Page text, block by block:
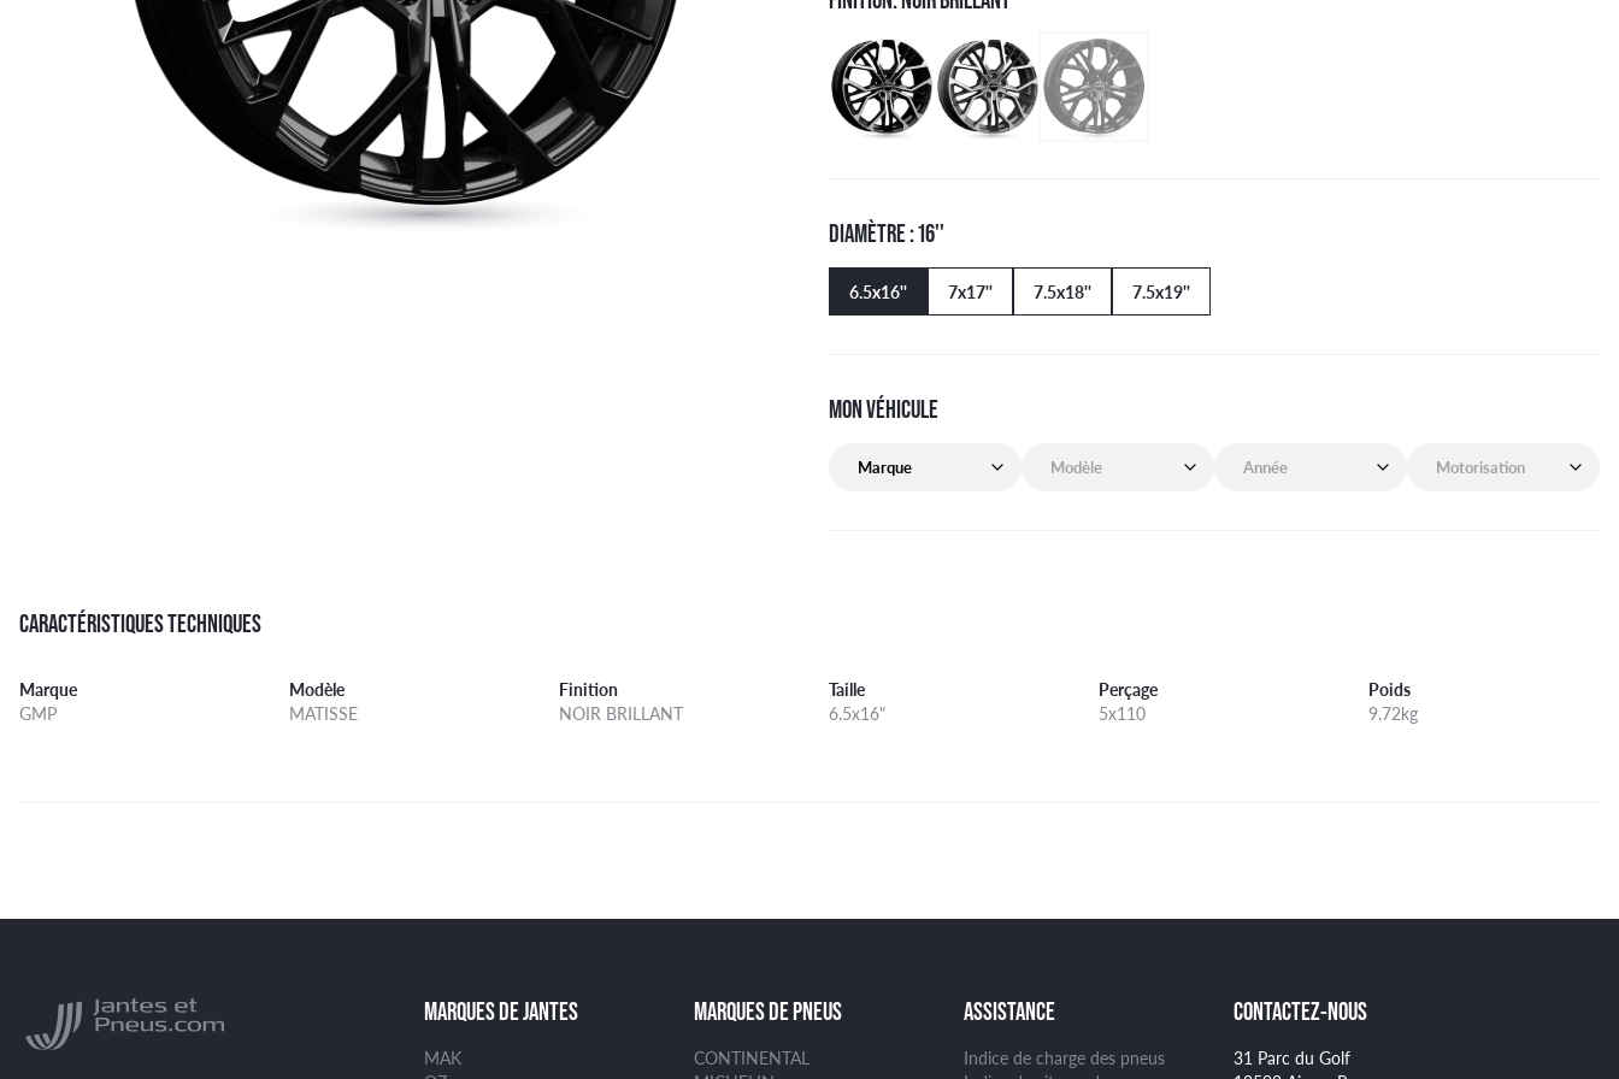
DIAMÈTRE : 16''
6.5x16'' 7x17'' 7.5x18'' 7.5x19''
MON VÉHICULE
CARACTÉRISTIQUES TECHNIQUES
Marque
GMP
Modèle
MATISSE
Finition
NOIR BRILLANT
Taille
6.5x16"
Perçage
5x110
Poids
9.72kg
MARQUES DE JANTES
MAK
MARQUES DE PNEUS
CONTINENTAL
ASSISTANCE
Indice de charge des pneus
CONTACTEZ-NOUS
31 Parc du Golf